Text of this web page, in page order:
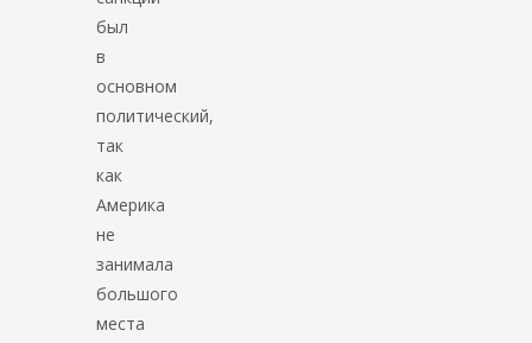
был
в
основном
политический,
так
как
Америка
не
занимала
большого
места